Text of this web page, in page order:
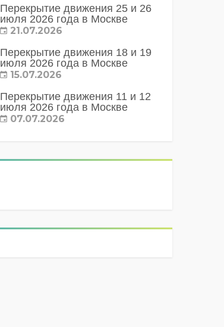
Перекрытие движения 25 и 26
июля 2026 года в Москве
21.07.2026
Перекрытие движения 18 и 19
июля 2026 года в Москве
15.07.2026
Перекрытие движения 11 и 12
июля 2026 года в Москве
07.07.2026